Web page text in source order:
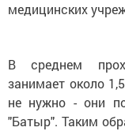
медицинских
В среднем
занимает около
не нужно - они
"Батыр". Таким